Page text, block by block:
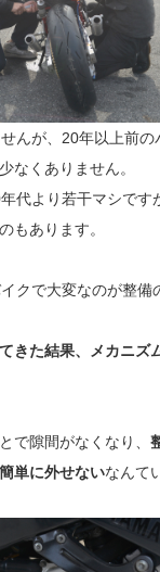
んが、20年以上前の
なくありません。
代より若干マシです
もあります。
クで大変なのが整備
きた結果、メカニズ
で隙間がなくなり、
単に外せないなんて